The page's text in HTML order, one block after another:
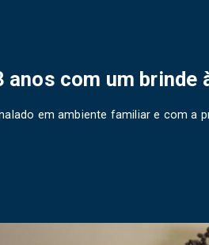
com um brinde
em ambiente familiar e com a